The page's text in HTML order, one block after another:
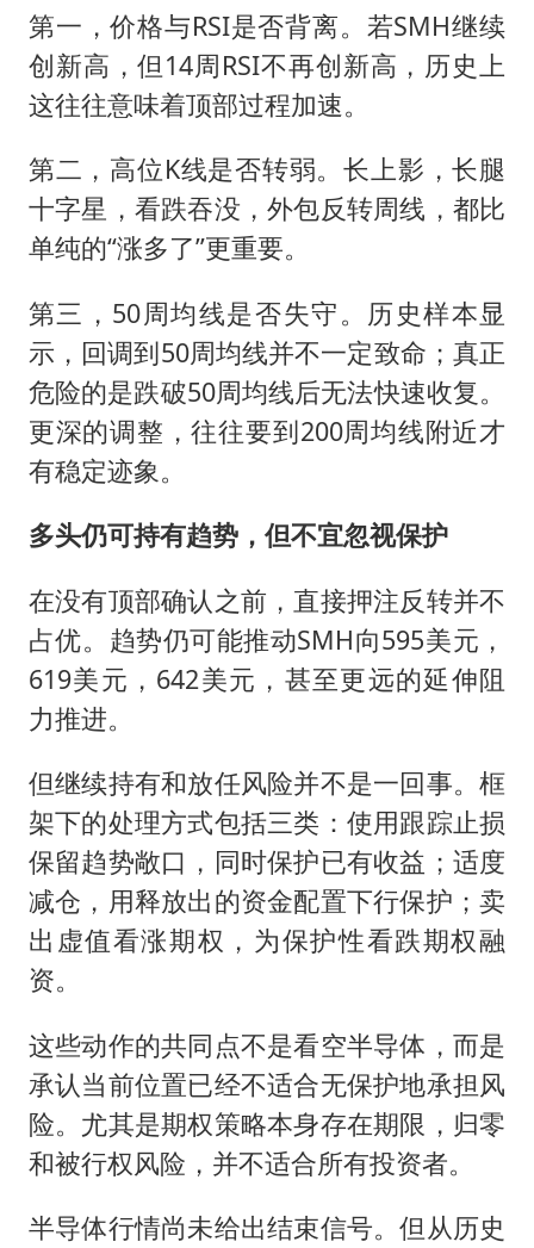
第一，价格与RSI是否背离。若SMH继续
创新高，但14周RSI不再创新高，历史上
这往往意味着顶部过程加速。
第二，高位K线是否转弱。长上影，长腿
十字星，看跌吞没，外包反转周线，都比
单纯的“涨多了”更重要。
第三，50周均线是否失守。历史样本显
示，回调到50周均线并不一定致命；真正
危险的是跌破50周均线后无法快速收复。
更深的调整，往往要到200周均线附近才
有稳定迹象。
多头仍可持有趋势，但不宜忽视保护
在没有顶部确认之前，直接押注反转并不
占优。趋势仍可能推动SMH向595美元，
619美元，642美元，甚至更远的延伸阻
力推进。
但继续持有和放任风险并不是一回事。框
架下的处理方式包括三类：使用跟踪止损
保留趋势敞口，同时保护已有收益；适度
减仓，用释放出的资金配置下行保护；卖
出虚值看涨期权，为保护性看跌期权融
资。
这些动作的共同点不是看空半导体，而是
承认当前位置已经不适合无保护地承担风
险。尤其是期权策略本身存在期限，归零
和被行权风险，并不适合所有投资者。
半导体行情尚未给出结束信号。但从历史